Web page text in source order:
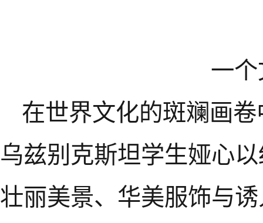
一
在世界文化的斑斓画
乌兹别克斯坦学生娅心
壮丽美景、华美服饰与